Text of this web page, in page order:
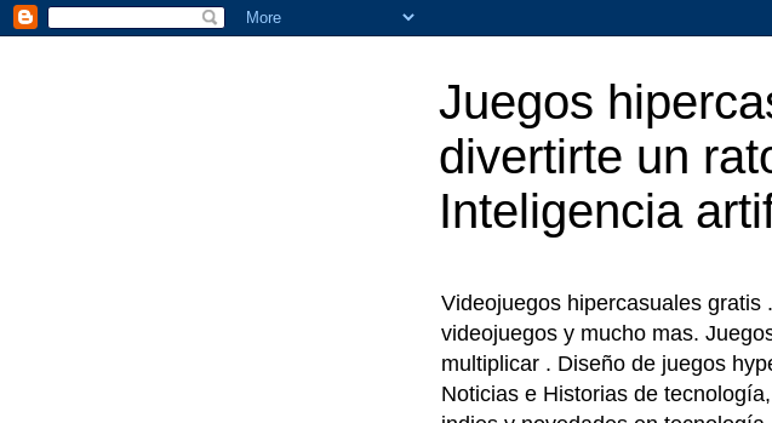
Juegos
divertirte un
Inteligencia
Videojuegos hipercasuales
videojuegos y mucho mas.
multiplicar . Diseño de juegos
Noticias e Historias de